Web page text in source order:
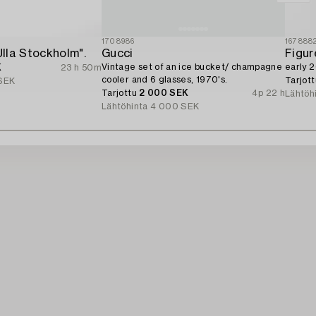
Stockholm".
23 h 50m
1708986
Gucci
Vintage set of an ice bucket/ champagne
cooler and 6 glasses, 1970's.
Tarjottu 2 000 SEK
4p 22 h
Lähtöhinta 4 000 SEK
early